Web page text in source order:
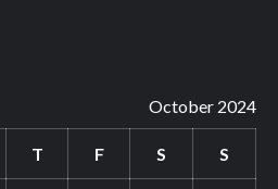
October 2024
T F S S